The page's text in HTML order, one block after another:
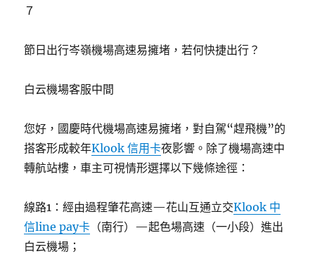
７
節日出行岑嶺機場高速易擁堵，若何快捷出行？
白云機場客服中間
您好，國慶時代機場高速易擁堵，對自駕“趕飛機”的
搭客形成較年Klook 信用卡夜影響。除了機場高速中
轉航站樓，車主可視情形選擇以下幾條途徑：
線路1：經由過程肇花高速—花山互通立交Klook 中
信line pay卡 （南行）—起色場高速（一小段）進出
白云機場；